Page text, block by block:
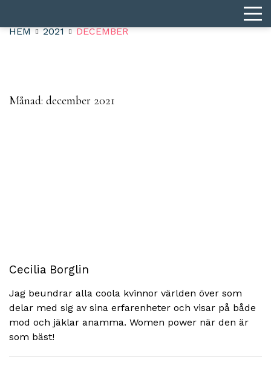
HEM 2021 DECEMBER
Månad: december 2021
Cecilia Borglin
Jag beundrar alla coola kvinnor världen över som
delar med sig av sina erfarenheter och visar på både
mod och jäklar anamma. Women power när den är
som bäst!